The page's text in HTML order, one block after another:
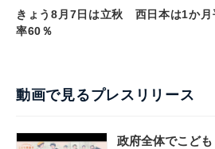
きょう8月7日は立秋 西日本は1か月
率60％
動画で見るプレスリリース
政府全体でこど